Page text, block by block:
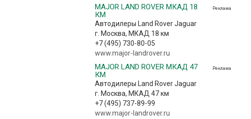
Реклама
MAJOR LAND ROVER МКАД 18
КМ
Автодилеры Land Rover Jaguar
г. Москва, МКАД 18 км
+7 (495) 730-80-05
www.major-landrover.ru
Реклама
MAJOR LAND ROVER МКАД 47
КМ
Автодилеры Land Rover Jaguar
г. Москва, МКАД 47 км
+7 (495) 737-89-99
www.major-landrover.ru